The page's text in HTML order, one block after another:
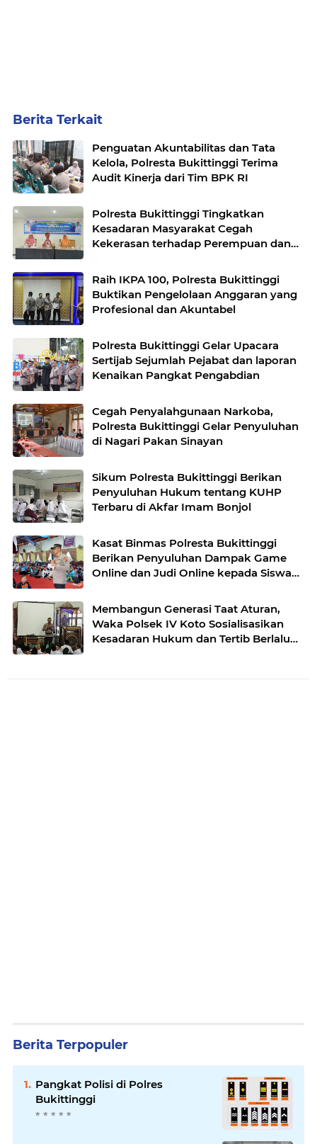
Berita Terkait
Penguatan Akuntabilitas dan Tata
Kelola, Polresta Bukittinggi Terima
Audit Kinerja dari Tim BPK RI
Polresta Bukittinggi Tingkatkan
Kesadaran Masyarakat Cegah
Kekerasan terhadap Perempuan dan
Raih IKPA 100, Polresta Bukittinggi
Buktikan Pengelolaan Anggaran yang
Profesional dan Akuntabel
Polresta Bukittinggi Gelar Upacara
Sertijab Sejumlah Pejabat dan laporan
Kenaikan Pangkat Pengabdian
Cegah Penyalahgunaan Narkoba,
Polresta Bukittinggi Gelar Penyuluhan
di Nagari Pakan Sinayan
Sikum Polresta Bukittinggi Berikan
Penyuluhan Hukum tentang KUHP
Terbaru di Akfar Imam Bonjol
Kasat Binmas Polresta Bukittinggi
Berikan Penyuluhan Dampak Game
Online dan Judi Online kepada Siswa
Membangun Generasi Taat Aturan,
Waka Polsek IV Koto Sosialisasikan
Kesadaran Hukum dan Tertib Berlalu
Berita Terpopuler
Pangkat Polisi di Polres
Bukittinggi